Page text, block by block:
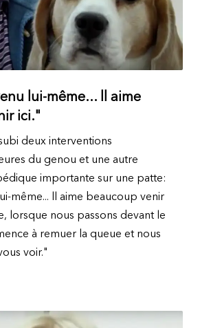
lui-même... ll aime
ici."
deux interventions
du genou et une autre
importante sur une patte:
même... ll aime beaucoup venir
lorsque nous passons devant le
à remuer la queue et nous
voir."